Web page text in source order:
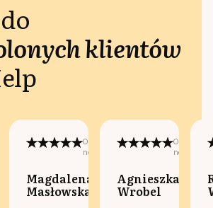
klientów
Opublikowano
na:
Magdalena
Masłowska
na:
Agnieszka
Wrobel